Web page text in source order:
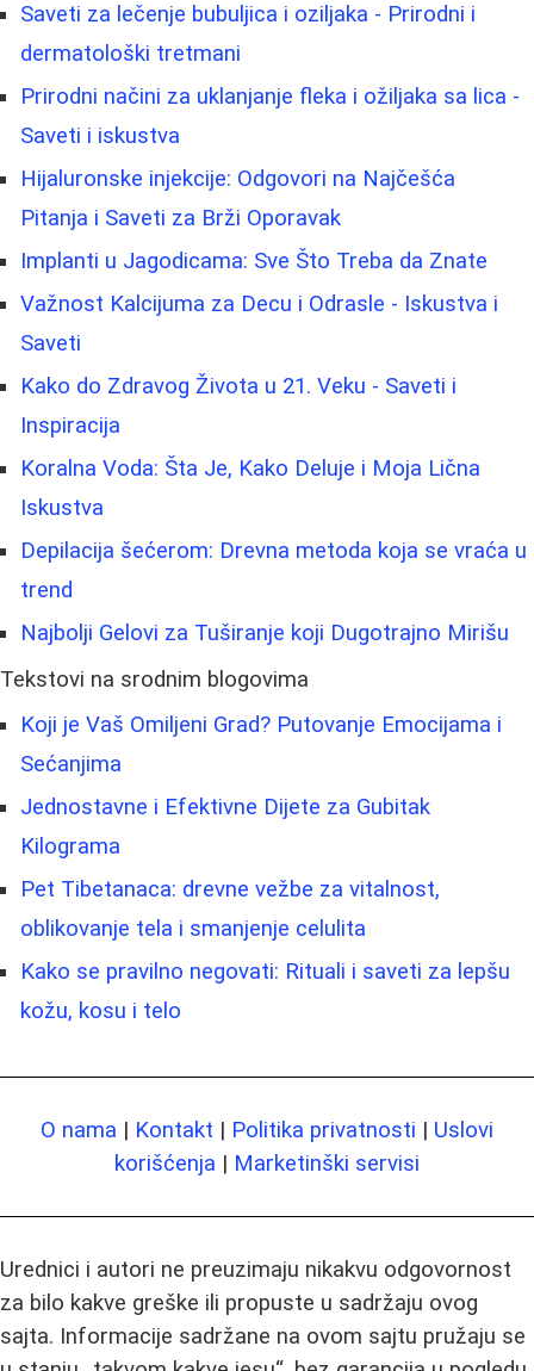
Saveti za lečenje bubuljica i oziljaka - Prirodni i
dermatološki tretmani
Prirodni načini za uklanjanje fleka i ožiljaka sa lica -
Saveti i iskustva
Hijaluronske injekcije: Odgovori na Najčešća
Pitanja i Saveti za Brži Oporavak
Implanti u Jagodicama: Sve Što Treba da Znate
Važnost Kalcijuma za Decu i Odrasle - Iskustva i
Saveti
Kako do Zdravog Života u 21. Veku - Saveti i
Inspiracija
Koralna Voda: Šta Je, Kako Deluje i Moja Lična
Iskustva
Depilacija šećerom: Drevna metoda koja se vraća u
trend
Najbolji Gelovi za Tuširanje koji Dugotrajno Mirišu
Tekstovi na srodnim blogovima
Koji je Vaš Omiljeni Grad? Putovanje Emocijama i
Sećanjima
Jednostavne i Efektivne Dijete za Gubitak
Kilograma
Pet Tibetanaca: drevne vežbe za vitalnost,
oblikovanje tela i smanjenje celulita
Kako se pravilno negovati: Rituali i saveti za lepšu
kožu, kosu i telo
O nama | Kontakt | Politika privatnosti | Uslovi
korišćenja | Marketinški servisi
Urednici i autori ne preuzimaju nikakvu odgovornost
za bilo kakve greške ili propuste u sadržaju ovog
sajta. Informacije sadržane na ovom sajtu pružaju se